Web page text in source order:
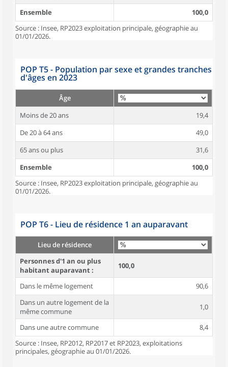
Ensemble
100,0
Source : Insee, RP2023 exploitation principale, géographie au
01/01/2026.
POP T5 - Population par sexe et grandes tranches
d'âges en 2023
Âge
Moins de 20 ans
19,4
De 20 à 64 ans
49,0
65 ans ou plus
31,6
Ensemble
100,0
Source : Insee, RP2023 exploitation principale, géographie au
01/01/2026.
POP T6 - Lieu de résidence 1 an auparavant
Lieu de résidence
Personnes d'1 an ou plus
habitant auparavant :
100,0
Dans le même logement
90,6
Dans un autre logement de la
même commune
1,0
Dans une autre commune
8,4
Source : Insee, RP2012, RP2017 et RP2023, exploitations
principales, géographie au 01/01/2026.